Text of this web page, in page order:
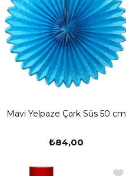
Mavi Yelpaze Çark Süs 50 cm
₺84,00